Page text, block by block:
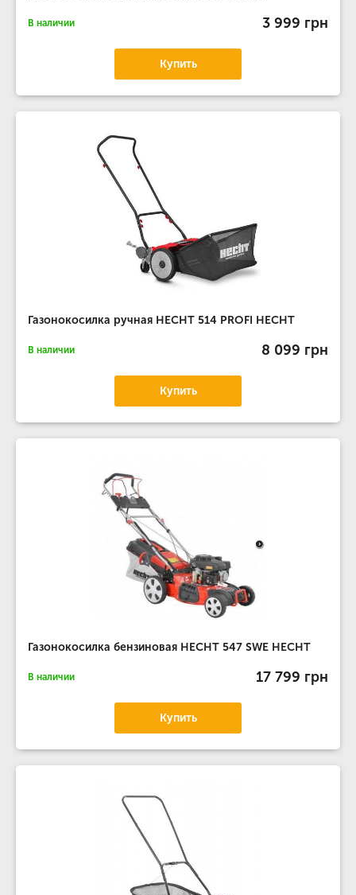
В наличии 3 999 грн
Купить
Газонокосилка ручная HECHT 514 PROFI HECHT
В наличии 8 099 грн
Купить
Газонокосилка бензиновая HECHT 547 SWE HECHT
В наличии 17 799 грн
Купить